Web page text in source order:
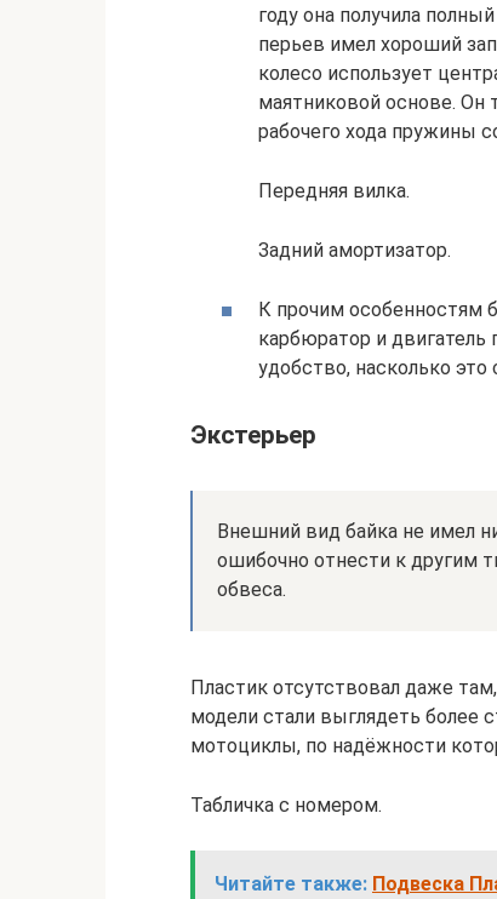
году она получила
перьев имел хороший
колесо использует
маятниковой основе. Он
рабочего хода пружины
Передняя вилка.
Задний амортизатор.
К прочим особенностям
карбюратор и двигатель
удобство, насколько
Экстерьер
Внешний вид байка не имел
ошибочно отнести к другим
обвеса.
Пластик отсутствовал даже
модели стали выглядеть более
мотоциклы, по надёжности
Табличка с номером.
Читайте также: Подвеска